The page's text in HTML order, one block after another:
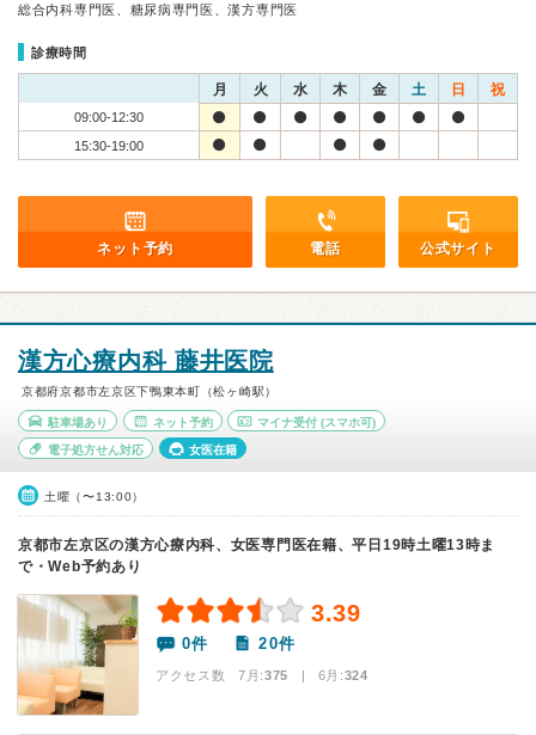
総合内科専門医、糖尿病専門医、漢方専門医
診療時間
月 火 水 木 金 土 日 祝
09:00-12:30
15:30-19:00
ネット予約 電話 公式サイト
漢方心療内科 藤井医院
京都府京都市左京区下鴨東本町（松ヶ崎駅）
駐車場あり ネット予約 マイナ受付 (スマホ可)
電子処方せん対応 女医在籍
土曜（〜13:00）
京都市左京区の漢方心療内科、女医専門医在籍、平日19時土曜13時ま
で・Web予約あり
3.39
0件 20件
アクセス数 7月:375 | 6月:324